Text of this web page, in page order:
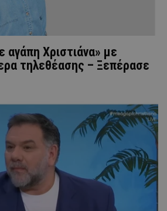
Χριστιάνα» με
τηλεθέασης – Ξεπέρασε